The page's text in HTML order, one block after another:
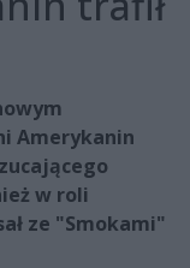
Amerykanin
w roli
ze "Smokami"